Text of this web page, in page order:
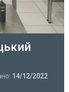
14/12/2022